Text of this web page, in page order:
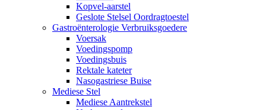
Kopvel-aarstel
Geslote Stelsel Oordragtoestel
Gastroënterologie Verbruiksgoedere
Voersak
Voedingspomp
Voedingsbuis
Rektale kateter
Nasogastriese Buise
Mediese Stel
Mediese Aantrekstel